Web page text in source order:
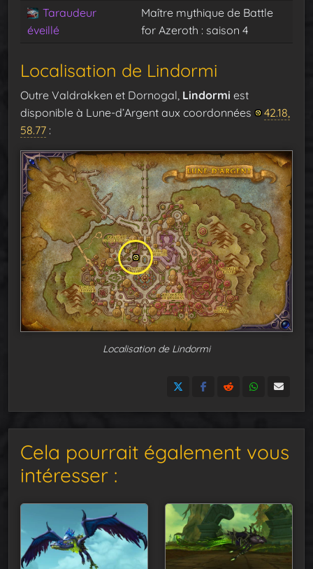
Taraudeur
éveillé
Maître mythique de Battle
for Azeroth : saison 4
Localisation de Lindormi
Outre Valdrakken et Dornogal, Lindormi est
disponible à Lune-d’Argent aux coordonnées
42.18,
58.77 :
Localisation de Lindormi
Cela pourrait également vous
intéresser :